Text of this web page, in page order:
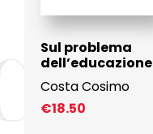
Sul problema
dell’educazione
Costa Cosimo
€18.50